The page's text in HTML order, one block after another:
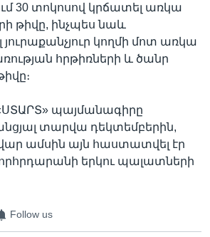
30 տոկոսով կրճատել առկա
թիվը, ինչպես նաև
կողմի մոտ առկա
հրթիռների և ծանր
պայմանագիրը
տարվա դեկտեմբերին,
ամսին այն հաստատվել էր
երկու պալատների
Follow us